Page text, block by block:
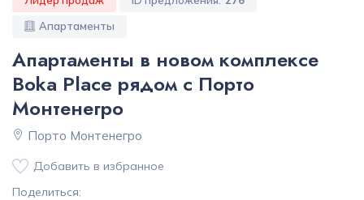
Апартаменты
Апартаменты в новом комплексе
Boka Place рядом с Порто
Монтенегро
Порто Монтенегро
Добавить в избранное
Поделиться: